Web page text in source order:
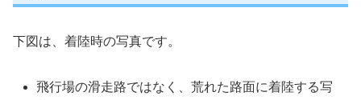
下図は、着陸時の写真です。
飛行場の滑走路ではなく、荒れた路面に着陸する写